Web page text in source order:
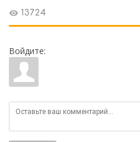
13724
Войдите: